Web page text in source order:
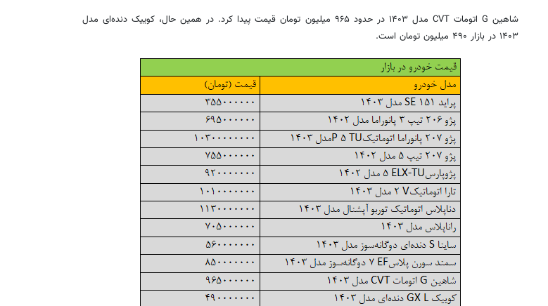
شاهین G اتومات CVT مدل ۱۴۰۳ در حدود ۹۶۵ میلیون تومان قیمت پیدا کرد. در همین حال، کوییک دنده‌ای مدل
۱۴۰۳ در بازار ۴۹۰ میلیون تومان است.